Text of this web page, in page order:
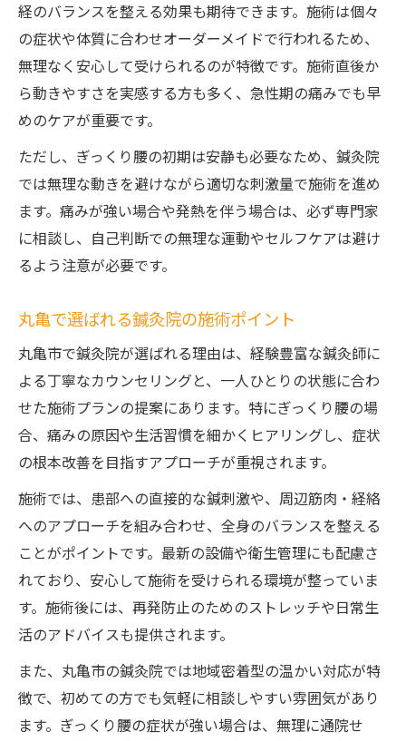
鍼灸院の施術がもたらす即効性の秘密
ぎっくり腰改善と再発防止の連携ケア
鍼灸を通じた香川県での腰痛ケア方法
鍼灸院による香川県腰痛ケアの基本と流れ
腰痛予防のための鍼灸院活用ポイント
鍼灸院で学ぶセルフケアと通院のバランス
香川県鍼灸院での効果的なケア事例紹介
丸亀市で注目される鍼灸院の治療効果と特徴
鍼灸院が支持される独自の施術特長を解説
ぎっくり腰改善に強い鍼灸院の選び方とは
香川県鍼灸院の口コミで注目のポイント
鍼灸院の治療実績と利用者のリアルな声
再発防止に役立つ鍼灸院でのケアポイント
鍼灸院で実践できるぎっくり腰再発対策法
腰痛再発予防のための鍼灸院活用術を紹介
鍼灸院の継続ケアで得られる安心サポート
丸亀市で選ばれる再発防止のケア方法
ぎっくり腰再発を防ぐ鍼灸院の指導内容
経のバランスを整える効果も期待できます。施術は個々
の症状や体質に合わせオーダーメイドで行われるため、
無理なく安心して受けられるのが特徴です。施術直後か
ら動きやすさを実感する方も多く、急性期の痛みでも早
めのケアが重要です。
ただし、ぎっくり腰の初期は安静も必要なため、鍼灸院
では無理な動きを避けながら適切な刺激量で施術を進め
ます。痛みが強い場合や発熱を伴う場合は、必ず専門家
に相談し、自己判断での無理な運動やセルフケアは避け
るよう注意が必要です。
丸亀で選ばれる鍼灸院の施術ポイント
丸亀市で鍼灸院が選ばれる理由は、経験豊富な鍼灸師に
よる丁寧なカウンセリングと、一人ひとりの状態に合わ
せた施術プランの提案にあります。特にぎっくり腰の場
合、痛みの原因や生活習慣を細かくヒアリングし、症状
の根本改善を目指すアプローチが重視されます。
施術では、患部への直接的な鍼刺激や、周辺筋肉・経絡
へのアプローチを組み合わせ、全身のバランスを整える
ことがポイントです。最新の設備や衛生管理にも配慮さ
れており、安心して施術を受けられる環境が整っていま
す。施術後には、再発防止のためのストレッチや日常生
活のアドバイスも提供されます。
また、丸亀市の鍼灸院では地域密着型の温かい対応が特
徴で、初めての方でも気軽に相談しやすい雰囲気があり
ます。ぎっくり腰の症状が強い場合は、無理に通院せ